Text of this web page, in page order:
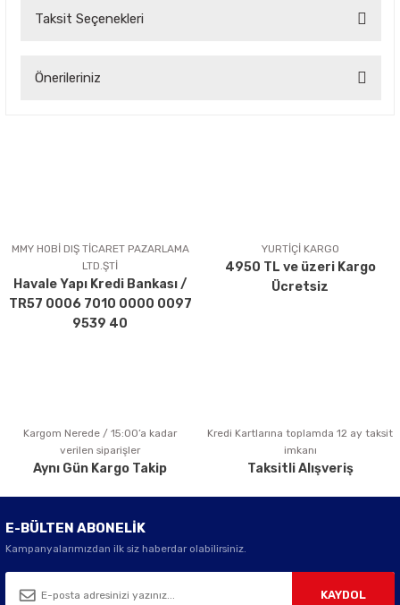
Taksit Seçenekleri
Önerileriniz
Ürün açıklamasında eksik bilgiler bulunuyor.
Ürün bilgilerinde hatalar bulunuyor.
Ürün fiyatı diğer sitelerden daha pahalı.
Bu ürüne benzer farklı alternatifler olmalı.
Gönder
MMY HOBİ DIŞ TİCARET PAZARLAMA
LTD.ŞTİ
Havale Yapı Kredi Bankası /
TR57 0006 7010 0000 0097
9539 40
YURTİÇİ KARGO
4950 TL ve üzeri Kargo
Ücretsiz
Kargom Nerede / 15:00’a kadar
verilen siparişler
Aynı Gün Kargo Takip
Kredi Kartlarına toplamda 12 ay taksit
imkanı
Taksitli Alışveriş
E-BÜLTEN ABONELİK
Kampanyalarımızdan ilk siz haberdar olabilirsiniz.
KAYDOL